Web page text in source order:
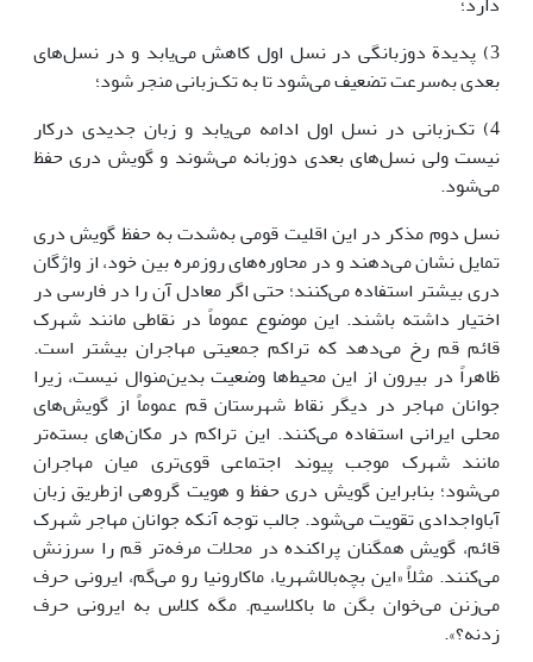
3) پدیدة دوزبانگی در نسل اول کاهش می‌یابد و در نسل‌های
بعدی به‌سرعت تضعیف می‌شود تا به تک‌زبانی منجر شود؛
4) تک‌زبانی در نسل اول ادامه می‌یابد و زبان جدیدی درکار
نیست ولی نسل‌های بعدی دوزبانه می‌شوند و گویش دری حفظ
می‌شود.
نسل دوم مذکر در این اقلیت قومی به‌شدت به حفظ گویش دری
تمایل نشان می‌دهند و در محاوره‌های روزمره بین خود، از واژگان
دری بیشتر استفاده می‌کنند؛ حتی اگر معادل آن را در فارسی در
اختیار داشته باشند. این موضوع عموماً در نقاطی مانند شهرک
قائم قم رخ می‌دهد که تراکم جمعیتی مهاجران بیشتر است.
ظاهراً در بیرون از این محیط‌ها وضعیت بدین‌منوال نیست، زیرا
جوانان مهاجر در دیگر نقاط شهرستان قم عموماً از گویش‌های
محلی ایرانی استفاده می‌کنند. این تراکم در مکان‌های بسته‌تر
مانند شهرک موجب پیوند اجتماعی قوی‌تری میان مهاجران
می‌شود؛ بنابراین گویش دری حفظ و هویت گروهی ازطریق زبان
آباواجدادی تقویت می‌شود. جالب توجه آنکه جوانان مهاجر شهرک
قائم، گویش همگنان پراکنده در محلات مرفه‌تر قم را سرزنش
می‌کنند. مثلاً «این بچه‌بالا‌شهریا، ماکارونیا رو می‌گم، ایرونی حرف
می‌زنن می‌خوان بگن ما باکلاسیم. مگه کلاس به ایرونی حرف
زدنه؟».